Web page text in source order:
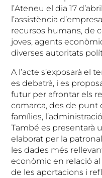
l’Ateneu el dia 17
l’assistència
recursos humans, de
joves, agents
diverses autoritats
A l’acte s’exposarà el
es debatrà, i es
futur per afrontar els
comarca, des de punt
famílies,
També es presentarà
elaborat per la
les dades més
econòmic en relació
de les aportacions i